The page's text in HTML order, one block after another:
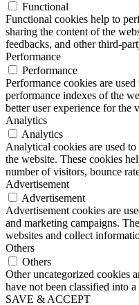
Functional
Functional cookies help to
sharing the content of the
feedbacks, and other third-
Performance
Performance
Performance cookies are
performance indexes of the
better user experience for the
Analytics
Analytics
Analytical cookies are used
the website. These cookies
number of visitors, bounce
Advertisement
Advertisement
Advertisement cookies are
and marketing campaigns.
websites and collect
Others
Others
Other uncategorized cookies
have not been classified into a
SAVE & ACCEPT